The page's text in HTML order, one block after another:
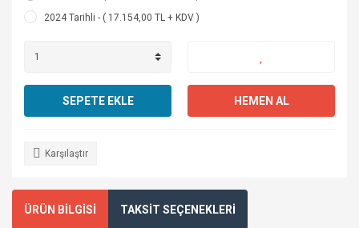
2024 Tarihli - ( 17.154,00 TL + KDV )
SEPETE EKLE HEMEN AL
Karşılaştır
ÜRÜN BİLGİSİ TAKSİT SEÇENEKLERİ